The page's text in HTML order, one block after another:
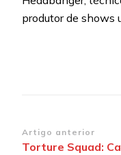
produtor de shows
Navegação
Artigo anterior
Torture Squad: